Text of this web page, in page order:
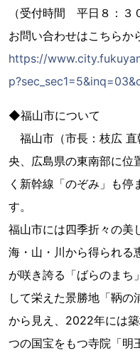
（受付時間 平日８：３
お問い合わせはこちらか
https://
◆福山市について
福山市（市長：枝広 直
央、広島県の東南部に位
く新幹線「のぞみ」も
す。
福山市には四季折々の美
海・山・川から得られる
が咲き誇る「ばらのまち
して栄えた景勝地「鞆の
から見え、2022年には
つの国宝をもつ寺院「明